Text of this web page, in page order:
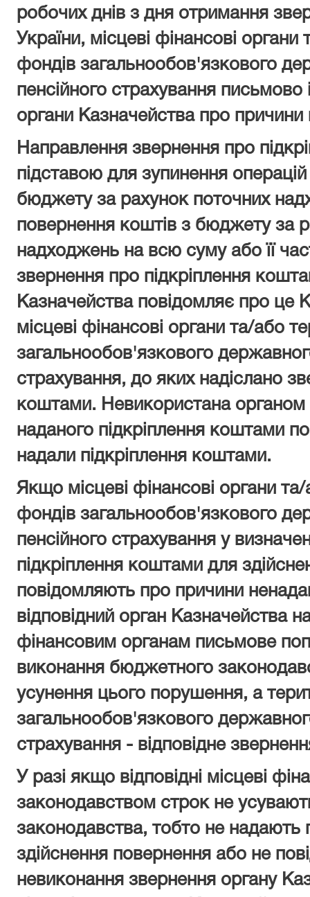
робочих днів з дня отримання
України, місцеві фінансові органи
фондів загальнообов'язкового
пенсійного страхування письмово
органи Казначейства про
Направлення звернення про
підставою для зупинення
бюджету за рахунок поточних
повернення коштів з бюджету за
надходжень на всю суму або її
звернення про підкріплення
Казначейства повідомляє про це
місцеві фінансові органи та/або
загальнообов'язкового
страхування, до яких надіслано
коштами. Невикористана органом
наданого підкріплення коштами
надали підкріплення коштами.
Якщо місцеві фінансові органи та/
фондів загальнообов'язкового
пенсійного страхування у
підкріплення коштами для
повідомляють про причини
відповідний орган Казначейства
фінансовим органам письмове
виконання бюджетного
усунення цього порушення, а
загальнообов'язкового
страхування - відповідне
У разі якщо відповідні місцеві
законодавством строк не
законодавства, тобто не надають
здійснення повернення або не
невиконання звернення органу